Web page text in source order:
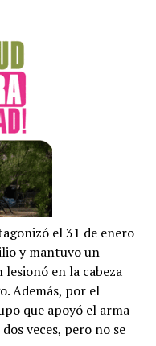
el 31 de enero
y mantuvo un
en la cabeza
Además, por el
que apoyó el arma
veces, pero no se